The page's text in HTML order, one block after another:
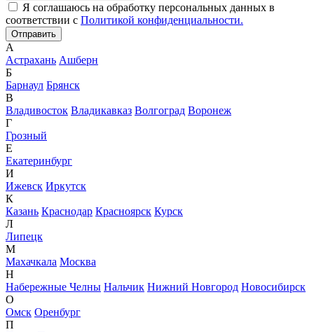
Я соглашаюсь на обработку персональных данных в
соответствии с Политикой конфиденциальности.
А
Астрахань Ашберн
Б
Барнаул Брянск
В
Владивосток Владикавказ Волгоград Воронеж
Г
Грозный
Е
Екатеринбург
И
Ижевск Иркутск
К
Казань Краснодар Красноярск Курск
Л
Липецк
М
Махачкала Москва
Н
Набережные Челны Нальчик Нижний Новгород Новосибирск
О
Омск Оренбург
П